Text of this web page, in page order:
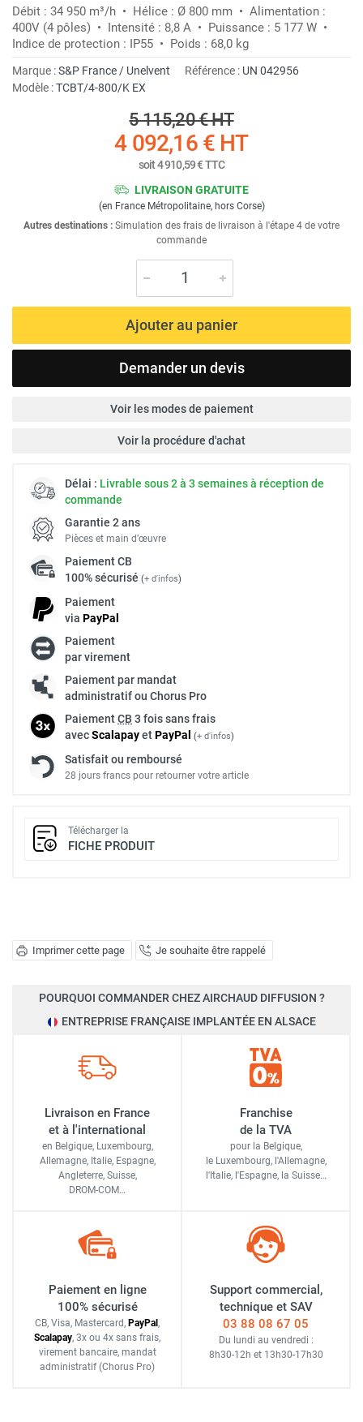
Imprimer cette page Je souhaite être rappelé
Débit : 34 950 m³/h • Hélice : Ø 800 mm • Alimentation :
400V (4 pôles) • Intensité : 8,8 A • Puissance : 5 177 W •
Indice de protection : IP55 • Poids : 68,0 kg
Marque :S&P France / Unelvent Référence : UN 042956
Modèle :TCBT/4-800/K EX
5 115,20 €HT
4 092,16 € HT
soit4 910,59 €TTC
LIVRAISON GRATUITE
(en France Métropolitaine, hors Corse)
Autres destinations : Simulation des frais de livraison à l'étape 4 de votre
commande
Ajouter au panier
Demander un devis
Voir les modes de paiement
Voir la procédure d'achat
Délai : Livrable sous 2 à 3 semaines à réception de
commande
Garantie 2 ans
Pièces et main d’œuvre
PaiementCB
100% sécurisé (+ d'infos)
Paiement
via PayPal
Paiement
par virement
Paiement par mandat
administratif ou Chorus Pro
PaiementCB 3 fois sans frais
avecScalapayetPayPal (+ d'infos)
Satisfait ou remboursé
28 jours francs pour retourner votre article
Télécharger la
FICHE PRODUIT
POURQUOI COMMANDER CHEZ AIRCHAUD DIFFUSION ?
ENTREPRISE FRANÇAISE IMPLANTÉE EN ALSACE
Livraison en France
et à l'international
en Belgique, Luxembourg,
Allemagne, Italie, Espagne,
Angleterre, Suisse,
DROM-COM…
Franchise
de la TVA
pour la Belgique,
le Luxembourg, l'Allemagne,
l'Italie, l'Espagne, la Suisse…
Paiement en ligne
100% sécurisé
CB, Visa, Mastercard, PayPal ,
Scalapay, 3x ou 4x sans frais,
virement bancaire, mandat
administratif (Chorus Pro)
Support commercial,
technique et SAV
03 88 08 67 05
Du lundi au vendredi :
8h30-12h et 13h30-17h30